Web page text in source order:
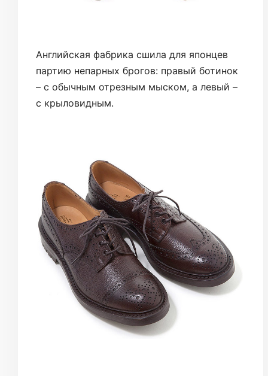
Английская фабрика сшила для японцев
партию непарных брогов: правый ботинок
– с обычным отрезным мыском, а левый –
с крыловидным.